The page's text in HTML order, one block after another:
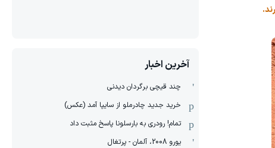
آخرین اخبار
چند قیچی برگردان دیدنی
خرید جدید چادرملو از سایپا آمد (عکس)
تمام! رودری به بارسلونا پاسخ مثبت داد
یورو 2008، آلمان - پرتغال